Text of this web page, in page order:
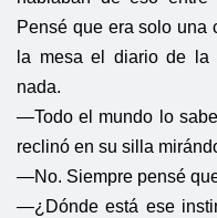
Pensé que era solo una
la mesa el diario de la
nada.
—Todo el mundo lo
reclinó en su silla
—No. Siempre pensé
—¿Dónde está ese